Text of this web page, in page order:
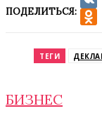
ПОДЕЛИТЬСЯ:
VK
ТЕГИ
БИЗНЕС